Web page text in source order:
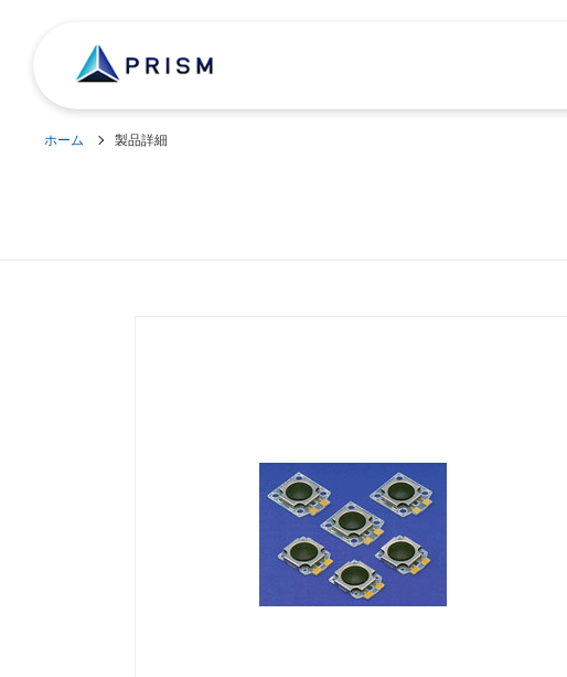
ホーム 製品詳細